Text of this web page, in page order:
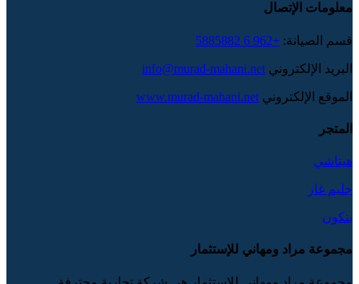
معلومات الإتصال
قسم الصيانة: +962 6 5885882
البريد الإلكتروني info@murad-mahani.net
الموقع الإلكتروني www.murad-mahani.net
المتجر
هيتاشي
جليم غاز
بنكون
مجموعة مراد ومهاني للإستثمار